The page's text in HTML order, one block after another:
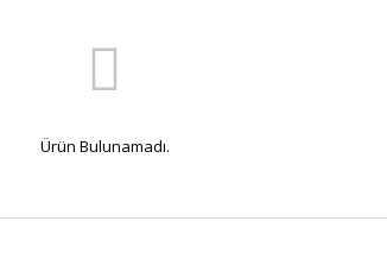
Ürün Bulunamadı.